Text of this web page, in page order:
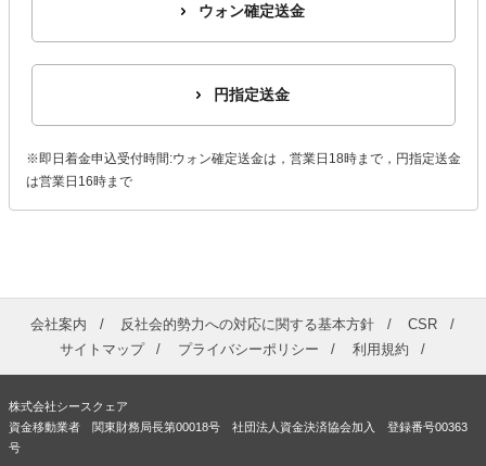
ウォン確定送金
円指定送金
※即日着金申込受付時間:ウォン確定送金は，営業日18時まで，円指定送金
は営業日16時まで
会社案内 反社会的勢力への対応に関する基本方針
CSR
サイトマップ
プライバシーポリシー 利用規約
株式会社シースクェア
資金移動業者 関東財務局長第00018号 社団法人資金決済協会加入 登録番号00363
号